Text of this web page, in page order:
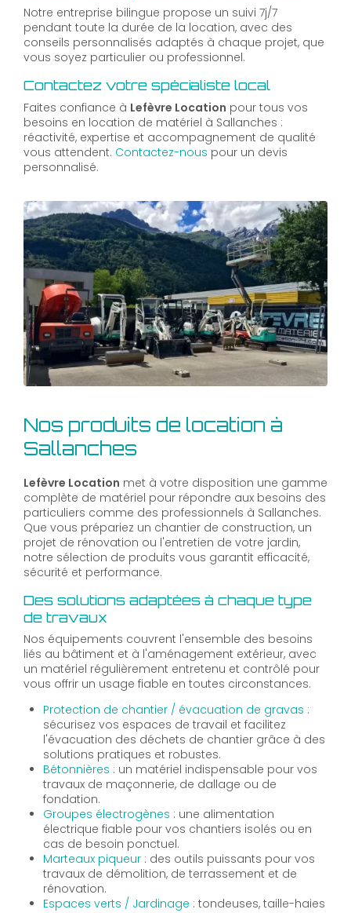
Notre entreprise bilingue propose un suivi 7j/7
pendant toute la durée de la location, avec des
conseils personnalisés adaptés à chaque projet, que
vous soyez particulier ou professionnel.
Contactez votre spécialiste local
Faites confiance à Lefèvre Location pour tous vos
besoins en location de matériel à Sallanches :
réactivité, expertise et accompagnement de qualité
vous attendent. Contactez-nous pour un devis
personnalisé.
Nos produits de location à
Sallanches
Lefèvre Location met à votre disposition une gamme
complète de matériel pour répondre aux besoins des
particuliers comme des professionnels à Sallanches.
Que vous prépariez un chantier de construction, un
projet de rénovation ou l'entretien de votre jardin,
notre sélection de produits vous garantit efficacité,
sécurité et performance.
Des solutions adaptées à chaque type
de travaux
Nos équipements couvrent l'ensemble des besoins
liés au bâtiment et à l'aménagement extérieur, avec
un matériel régulièrement entretenu et contrôlé pour
vous offrir un usage fiable en toutes circonstances.
Protection de chantier / évacuation de gravas :
sécurisez vos espaces de travail et facilitez
l'évacuation des déchets de chantier grâce à des
solutions pratiques et robustes.
Bétonnières : un matériel indispensable pour vos
travaux de maçonnerie, de dallage ou de
fondation.
Groupes électrogènes : une alimentation
électrique fiable pour vos chantiers isolés ou en
cas de besoin ponctuel.
Marteaux piqueur : des outils puissants pour vos
travaux de démolition, de terrassement et de
rénovation.
Espaces verts / Jardinage : tondeuses, taille-haies